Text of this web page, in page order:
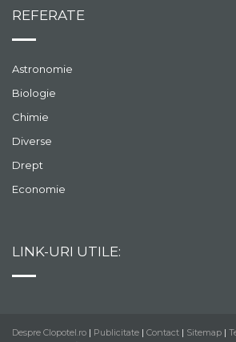
REFERATE
Astronomie
Biologie
Chimie
Diverse
Drept
Economie
LINK-URI UTILE:
Despre Clopotel.ro | Publicitate | Contact | Sitemap |